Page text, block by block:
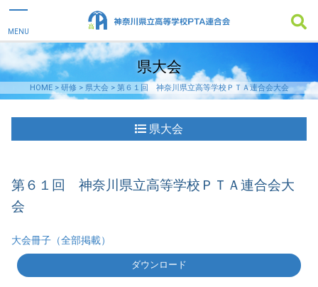
県大会
HOME> 研修> 県大会> 第６１回 神奈川県立高等学校ＰＴＡ連合会大会
第６１回 神奈川県立高等学校ＰＴＡ連合会大
会
大会冊子（全部掲載）
ダウンロード
県大会